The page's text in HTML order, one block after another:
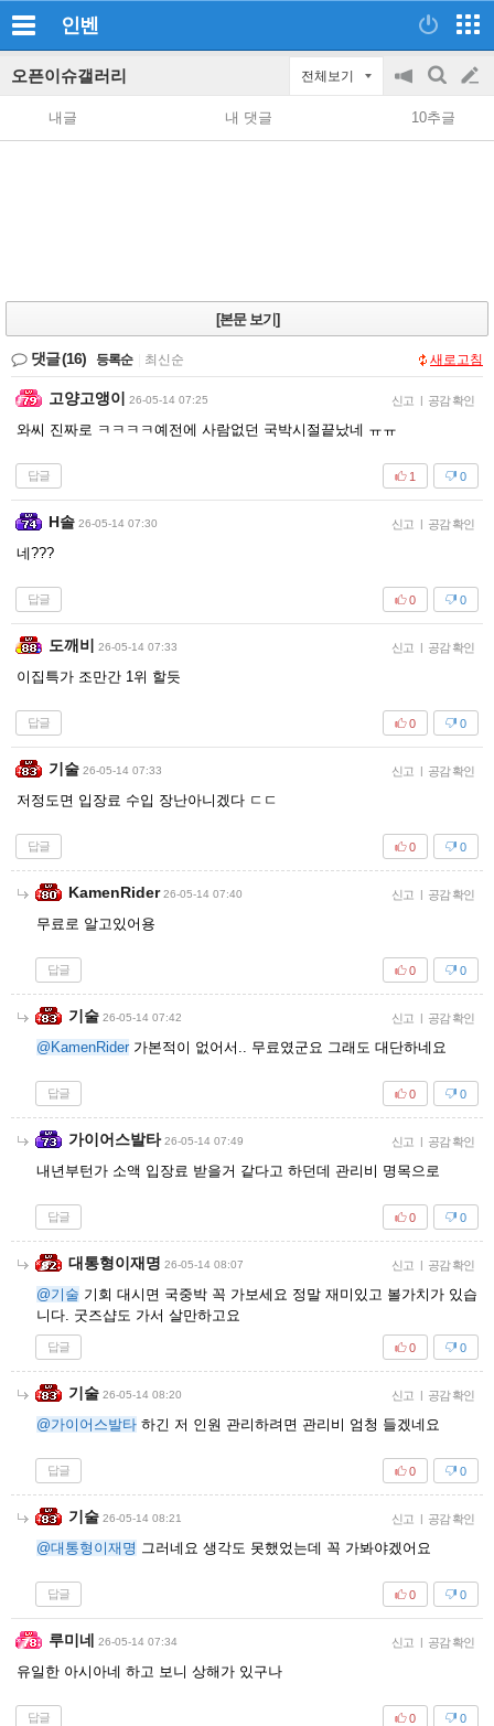
인벤
오픈이슈갤러리 전체보기
공
지
on/off
검
색
글
쓰
내글 내 댓글 10추글
[본문 보기]
댓글(16) 등록순 최신순 새로고침
고양고앵이 26-05-14 07:25 신고 | 공감 확인
와씨 진짜로 ㅋㅋㅋㅋ예전에 사람없던 국박시절끝났네 ㅠㅠ
답글 0
1
H솔 26-05-14 07:30 신고 | 공감 확인
네???
답글 0
0
도깨비 26-05-14 07:33 신고 | 공감 확인
이집특가 조만간 1위 할듯
답글 0
0
기술 26-05-14 07:33 신고 | 공감 확인
저정도면 입장료 수입 장난아니겠다 ㄷㄷ
답글 0
0
KamenRider 26-05-14 07:40 신고 | 공감 확인
무료로 알고있어용
답글 0
0
기술 26-05-14 07:42 신고 | 공감 확인
@KamenRider가본적이 없어서.. 무료였군요 그래도 대단하네요
답글 0
0
가이어스발타 26-05-14 07:49 신고 | 공감 확인
내년부턴가 소액 입장료 받을거 같다고 하던데 관리비 명목으로
답글 0
0
대통형이재명 26-05-14 08:07 신고 | 공감 확인
@기술 기회 대시면 국중박 꼭 가보세요 정말 재미있고 볼가치가 있습
니다. 굿즈샵도 가서 살만하고요
답글 0
0
기술 26-05-14 08:20 신고 | 공감 확인
@가이어스발타 하긴 저 인원 관리하려면 관리비 엄청 들겠네요
답글 0
0
기술 26-05-14 08:21 신고 | 공감 확인
@대통형이재명 그러네요 생각도 못했었는데 꼭 가봐야겠어요
답글 0
0
루미네 26-05-14 07:34 신고 | 공감 확인
유일한 아시아네 하고 보니 상해가 있구나
답글 0
0